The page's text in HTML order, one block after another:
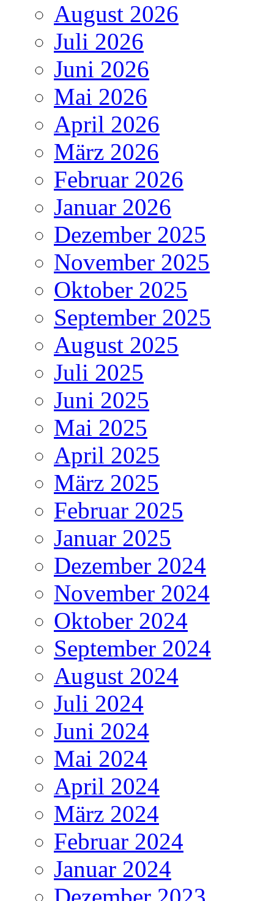
August 2026
Juli 2026
Juni 2026
Mai 2026
April 2026
März 2026
Februar 2026
Januar 2026
Dezember 2025
November 2025
Oktober 2025
September 2025
August 2025
Juli 2025
Juni 2025
Mai 2025
April 2025
März 2025
Februar 2025
Januar 2025
Dezember 2024
November 2024
Oktober 2024
September 2024
August 2024
Juli 2024
Juni 2024
Mai 2024
April 2024
März 2024
Februar 2024
Januar 2024